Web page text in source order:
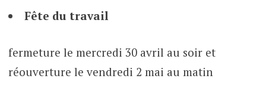
Fête du travail
fermeture le mercredi 30 avril au soir et
réouverture le vendredi 2 mai au matin